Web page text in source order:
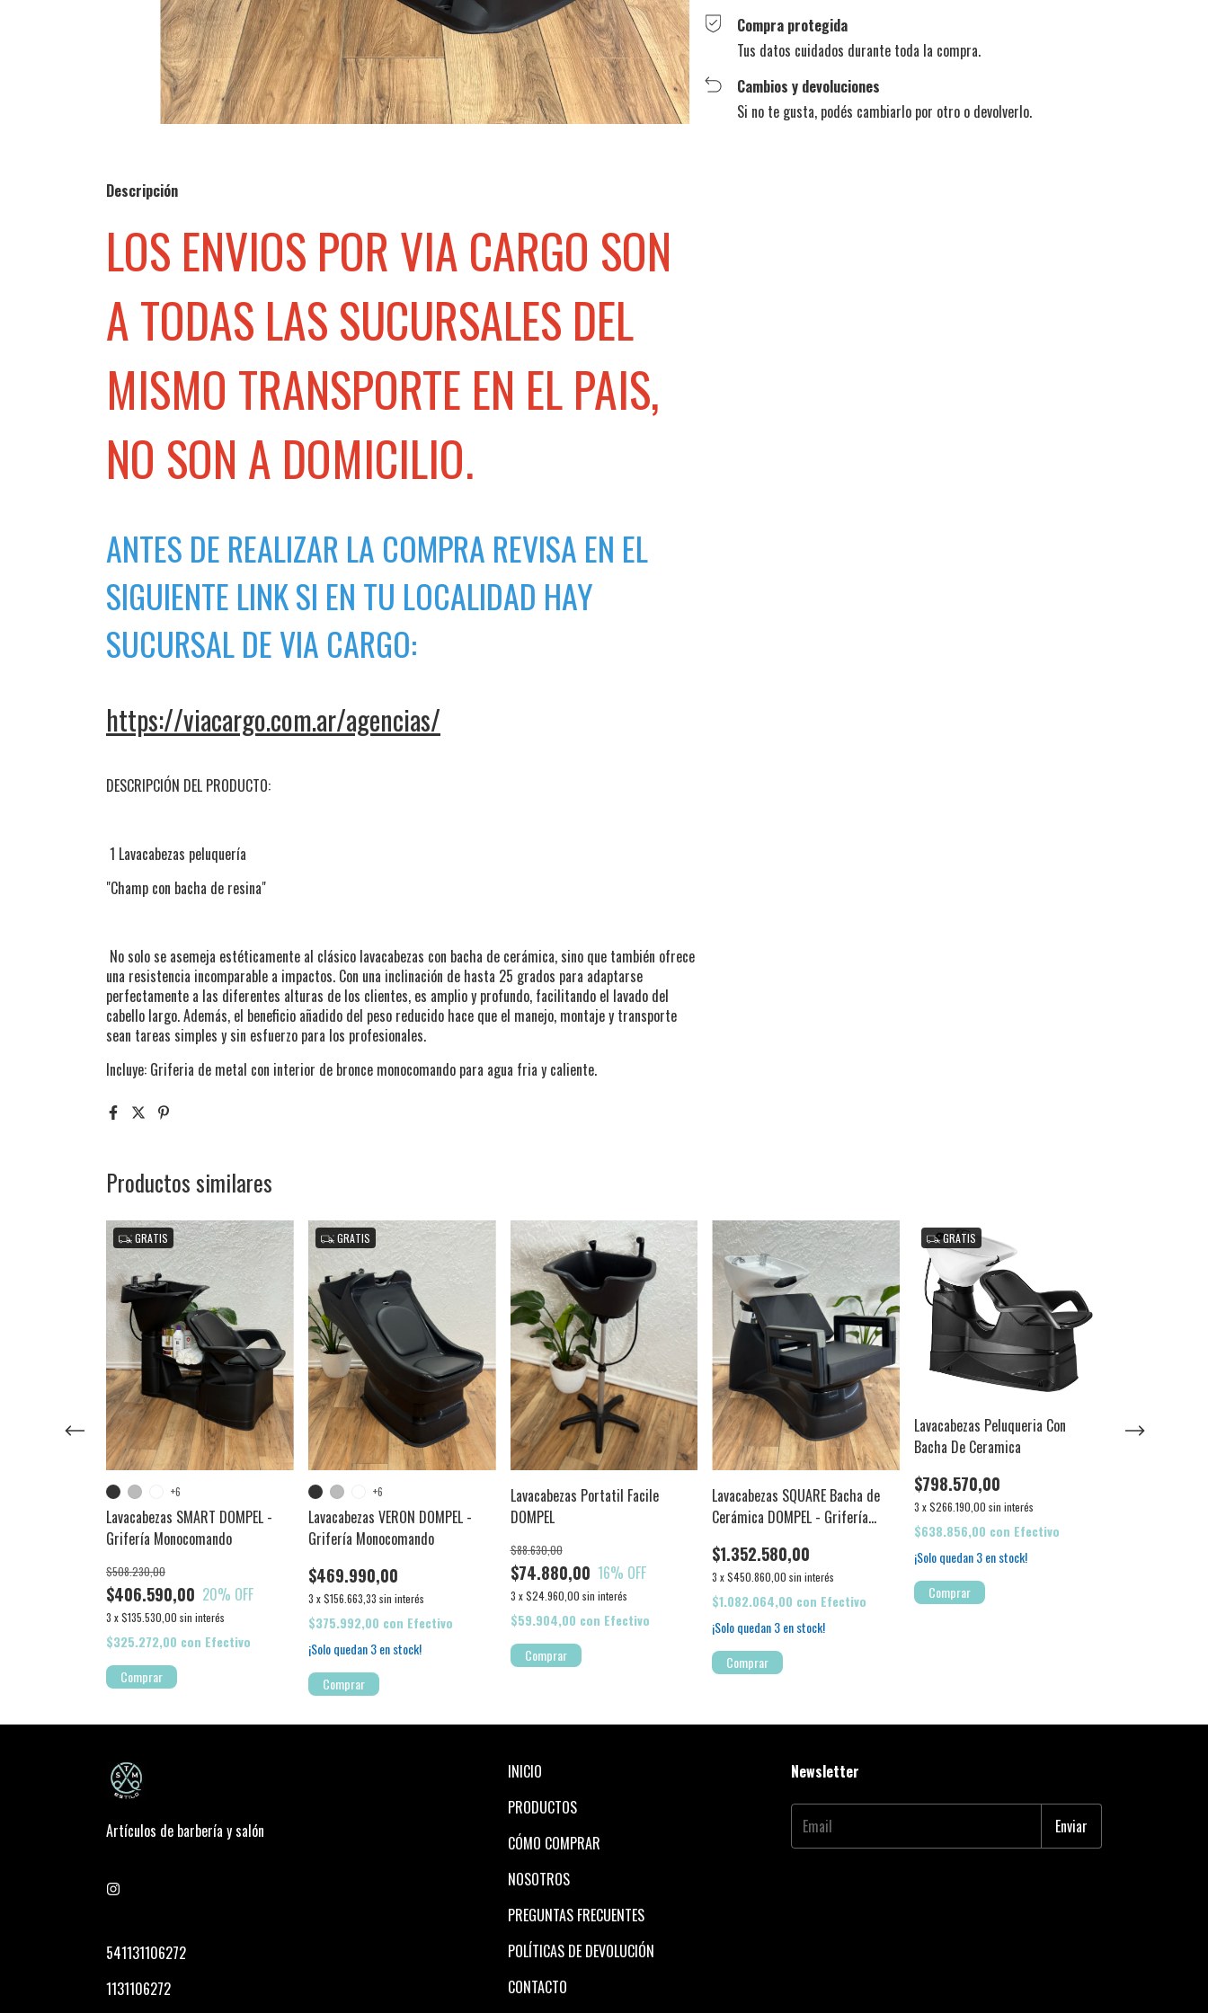
Compra protegida
Tus datos cuidados durante toda la compra.
Cambios y devoluciones
Si no te gusta, podés cambiarlo por otro o devolverlo.
Descripción
LOS ENVIOS POR VIA CARGO SON
A TODAS LAS SUCURSALES DEL
MISMO TRANSPORTE EN EL PAIS,
NO SON A DOMICILIO.
ANTES DE REALIZAR LA COMPRA REVISA EN EL
SIGUIENTE LINK SI EN TU LOCALIDAD HAY
SUCURSAL DE VIA CARGO:
https://viacargo.com.ar/agencias/
DESCRIPCIÓN DEL PRODUCTO:
1 Lavacabezas peluquería
"Champ con bacha de resina"
No solo se asemeja estéticamente al clásico lavacabezas con bacha de cerámica, sino que también ofrece
una resistencia incomparable a impactos. Con una inclinación de hasta 25 grados para adaptarse
perfectamente a las diferentes alturas de los clientes, es amplio y profundo, facilitando el lavado del
cabello largo. Además, el beneficio añadido del peso reducido hace que el manejo, montaje y transporte
sean tareas simples y sin esfuerzo para los profesionales.
Incluye: Griferia de metal con interior de bronce monocomando para agua fria y caliente.
Productos similares
GRATIS
Lavacabezas SMART DOMPEL -
Grifería Monocomando
$406.590,00
$508.230,00
20% OFF
3 x$135.530,00 sin interés
$325.272,00 con Efectivo
+6
Comprar
GRATIS
Lavacabezas VERON DOMPEL -
Grifería Monocomando
$469.990,00
3 x$156.663,33 sin interés
$375.992,00 con Efectivo
¡Solo quedan3en stock!
+6
Comprar
Lavacabezas Portatil Facile
DOMPEL
$74.880,00
$88.630,00
16% OFF
3 x$24.960,00 sin interés
$59.904,00 con Efectivo
Lavacabezas SQUARE Bacha de
Cerámica DOMPEL - Grifería
$1.352.580,00
3 x$450.860,00 sin interés
$1.082.064,00 con Efectivo
¡Solo quedan3en stock!
GRATIS
Lavacabezas Peluqueria Con
Bacha De Ceramica
$798.570,00
3 x$266.190,00 sin interés
$638.856,00 con Efectivo
¡Solo quedan3en stock!
Comprar
Artículos de barbería y salón
541131106272
1131106272
INICIO
PRODUCTOS
CÓMO COMPRAR
NOSOTROS
PREGUNTAS FRECUENTES
POLÍTICAS DE DEVOLUCIÓN
CONTACTO
Newsletter